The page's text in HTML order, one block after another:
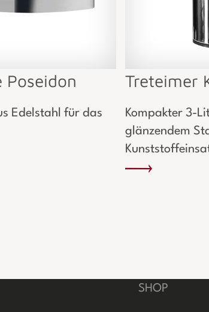
Poseidon
Edelstahl für das
Treteimer
Kompakter 3-
glänzendem
SHOP